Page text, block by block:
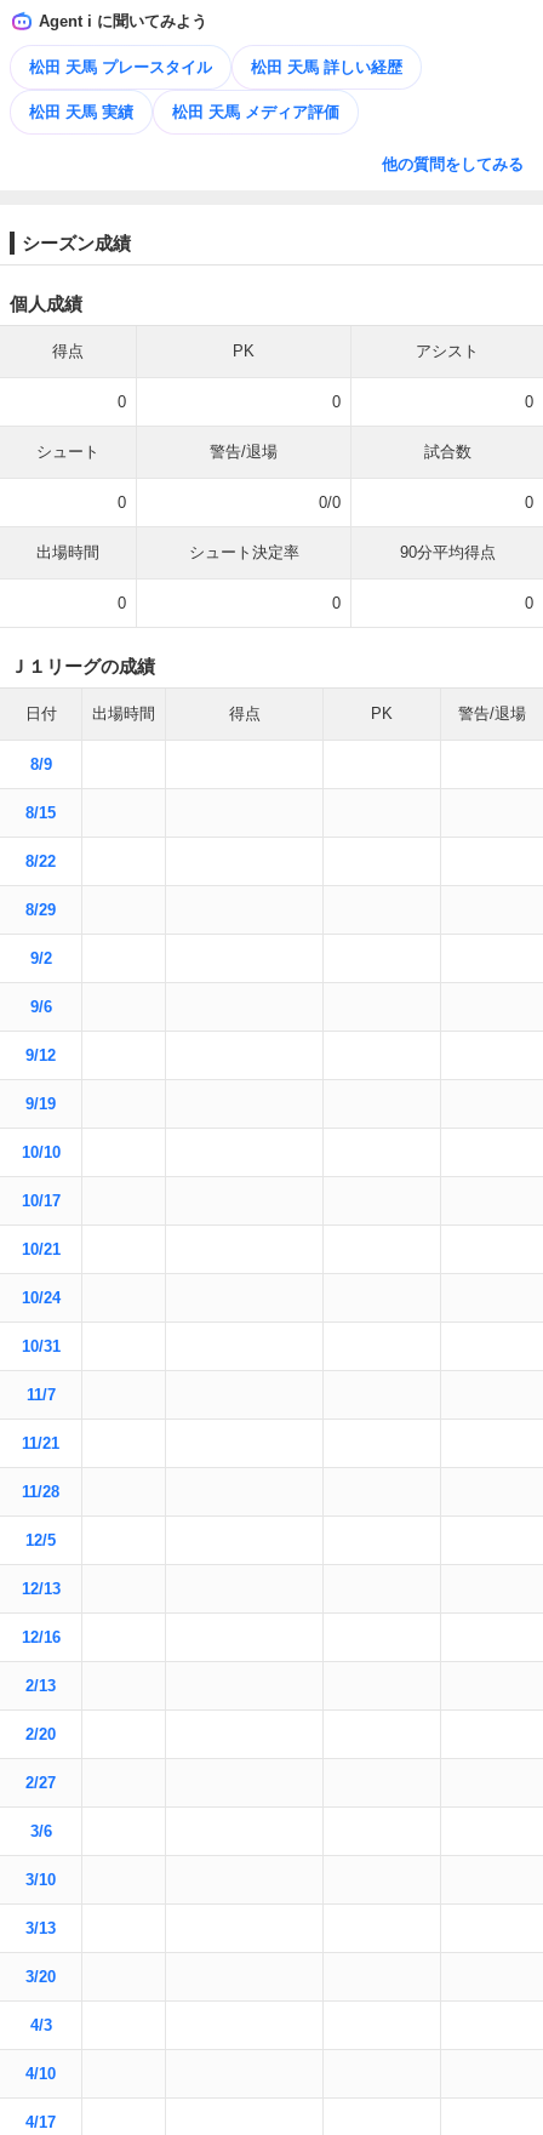
Agent i に聞いてみよう
松田 天馬 プレースタイル 松田 天馬 詳しい経歴
松田 天馬 実績 松田 天馬 メディア評価
他の質問をしてみる
シーズン成績
個人成績
得点 PK アシスト
0 0 0
シュート 警告/退場 試合数
0 0/0 0
出場時間 シュート決定率 90分平均得点
0 0 0
Ｊ１リーグの成績
日付 出場時間 得点 PK 警告/退場
8/9
8/15
8/22
8/29
9/2
9/6
9/12
9/19
10/10
10/17
10/21
10/24
10/31
11/7
11/21
11/28
12/5
12/13
12/16
2/13
2/20
2/27
3/6
3/10
3/13
3/20
4/3
4/10
4/17